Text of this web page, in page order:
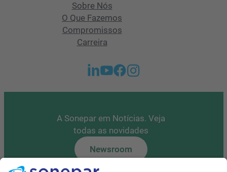
Sobre Nós
O Que Fazemos
Compromissos
Carreira
A Sonepar em Notícias. Veja
todas as novidades
Newsroom